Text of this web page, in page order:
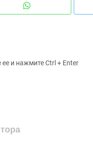
и нажмите Ctrl + Enter